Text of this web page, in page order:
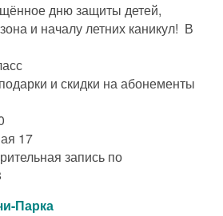
дню защиты детей,
и началу летних каникул! В
и скидки на абонементы
17
запись по
Парка